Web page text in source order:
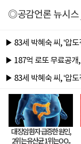
◎공감언론 뉴시스